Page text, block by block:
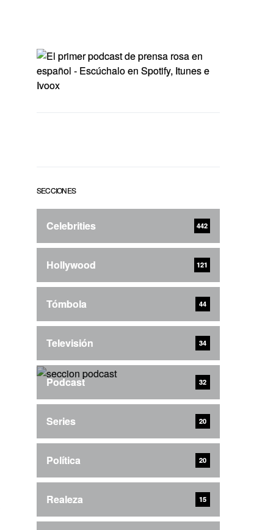
SECCIONES
Celebrities 442
Hollywood 121
Tómbola 44
Televisión 34
Podcast 32
Series 20
Política 20
Realeza 15